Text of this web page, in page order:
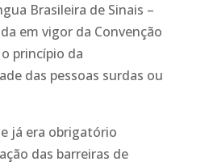
Brasileira de Sinais –
em vigor da Convenção
princípio da
das pessoas surdas ou
já era obrigatório
das barreiras de